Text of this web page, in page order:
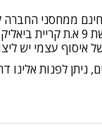
ממחסני החברה
קשר עם טלפון
ניתן לפנות אלינו